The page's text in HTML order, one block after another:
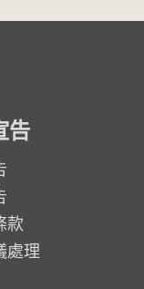
告
款
處理